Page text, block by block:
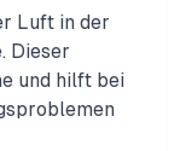
Luft in der
Dieser
und hilft bei